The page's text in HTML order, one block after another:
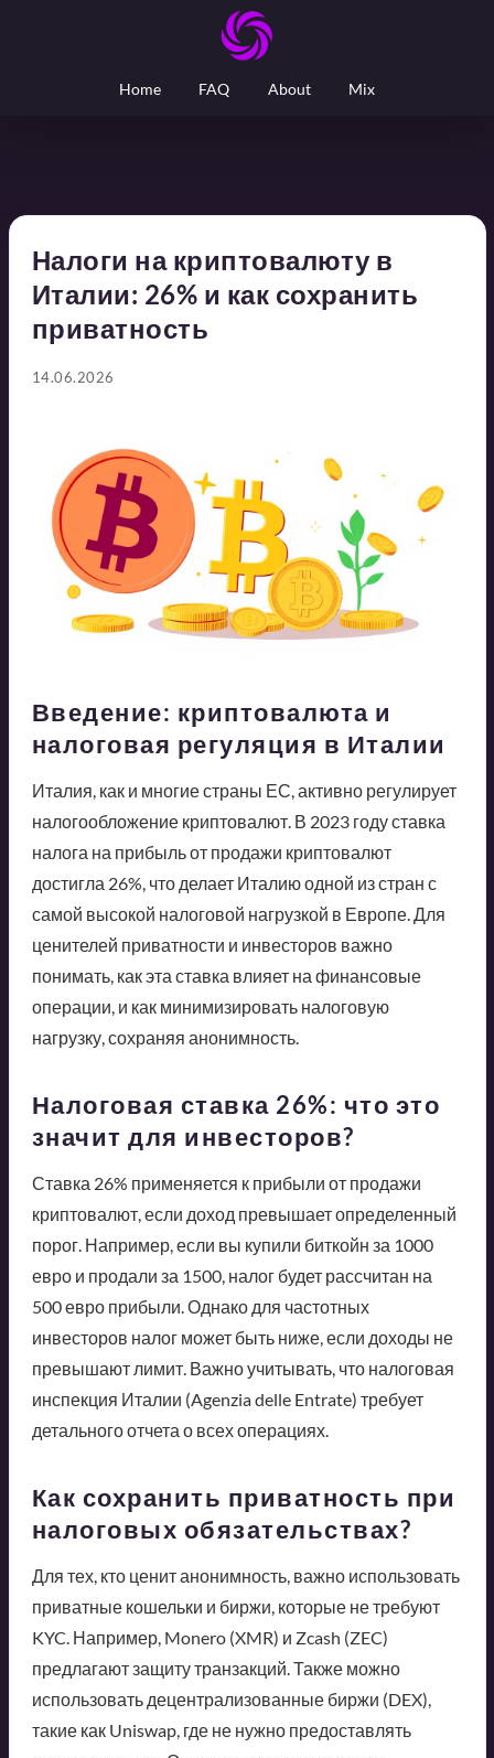
Home FAQ About Mix
Налоги на криптовалюту в
Италии: 26% и как сохранить
приватность
14.06.2026
Введение: криптовалюта и
налоговая регуляция в Италии
Италия, как и многие страны ЕС, активно регулирует
налогообложение криптовалют. В 2023 году ставка
налога на прибыль от продажи криптовалют
достигла 26%, что делает Италию одной из стран с
самой высокой налоговой нагрузкой в Европе. Для
ценителей приватности и инвесторов важно
понимать, как эта ставка влияет на финансовые
операции, и как минимизировать налоговую
нагрузку, сохраняя анонимность.
Налоговая ставка 26%: что это
значит для инвесторов?
Ставка 26% применяется к прибыли от продажи
криптовалют, если доход превышает определенный
порог. Например, если вы купили биткойн за 1000
евро и продали за 1500, налог будет рассчитан на
500 евро прибыли. Однако для частотных
инвесторов налог может быть ниже, если доходы не
превышают лимит. Важно учитывать, что налоговая
инспекция Италии (Agenzia delle Entrate) требует
детального отчета о всех операциях.
Как сохранить приватность при
налоговых обязательствах?
Для тех, кто ценит анонимность, важно использовать
приватные кошельки и биржи, которые не требуют
KYC. Например, Monero (XMR) и Zcash (ZEC)
предлагают защиту транзакций. Также можно
использовать децентрализованные биржи (DEX),
такие как Uniswap, где не нужно предоставлять